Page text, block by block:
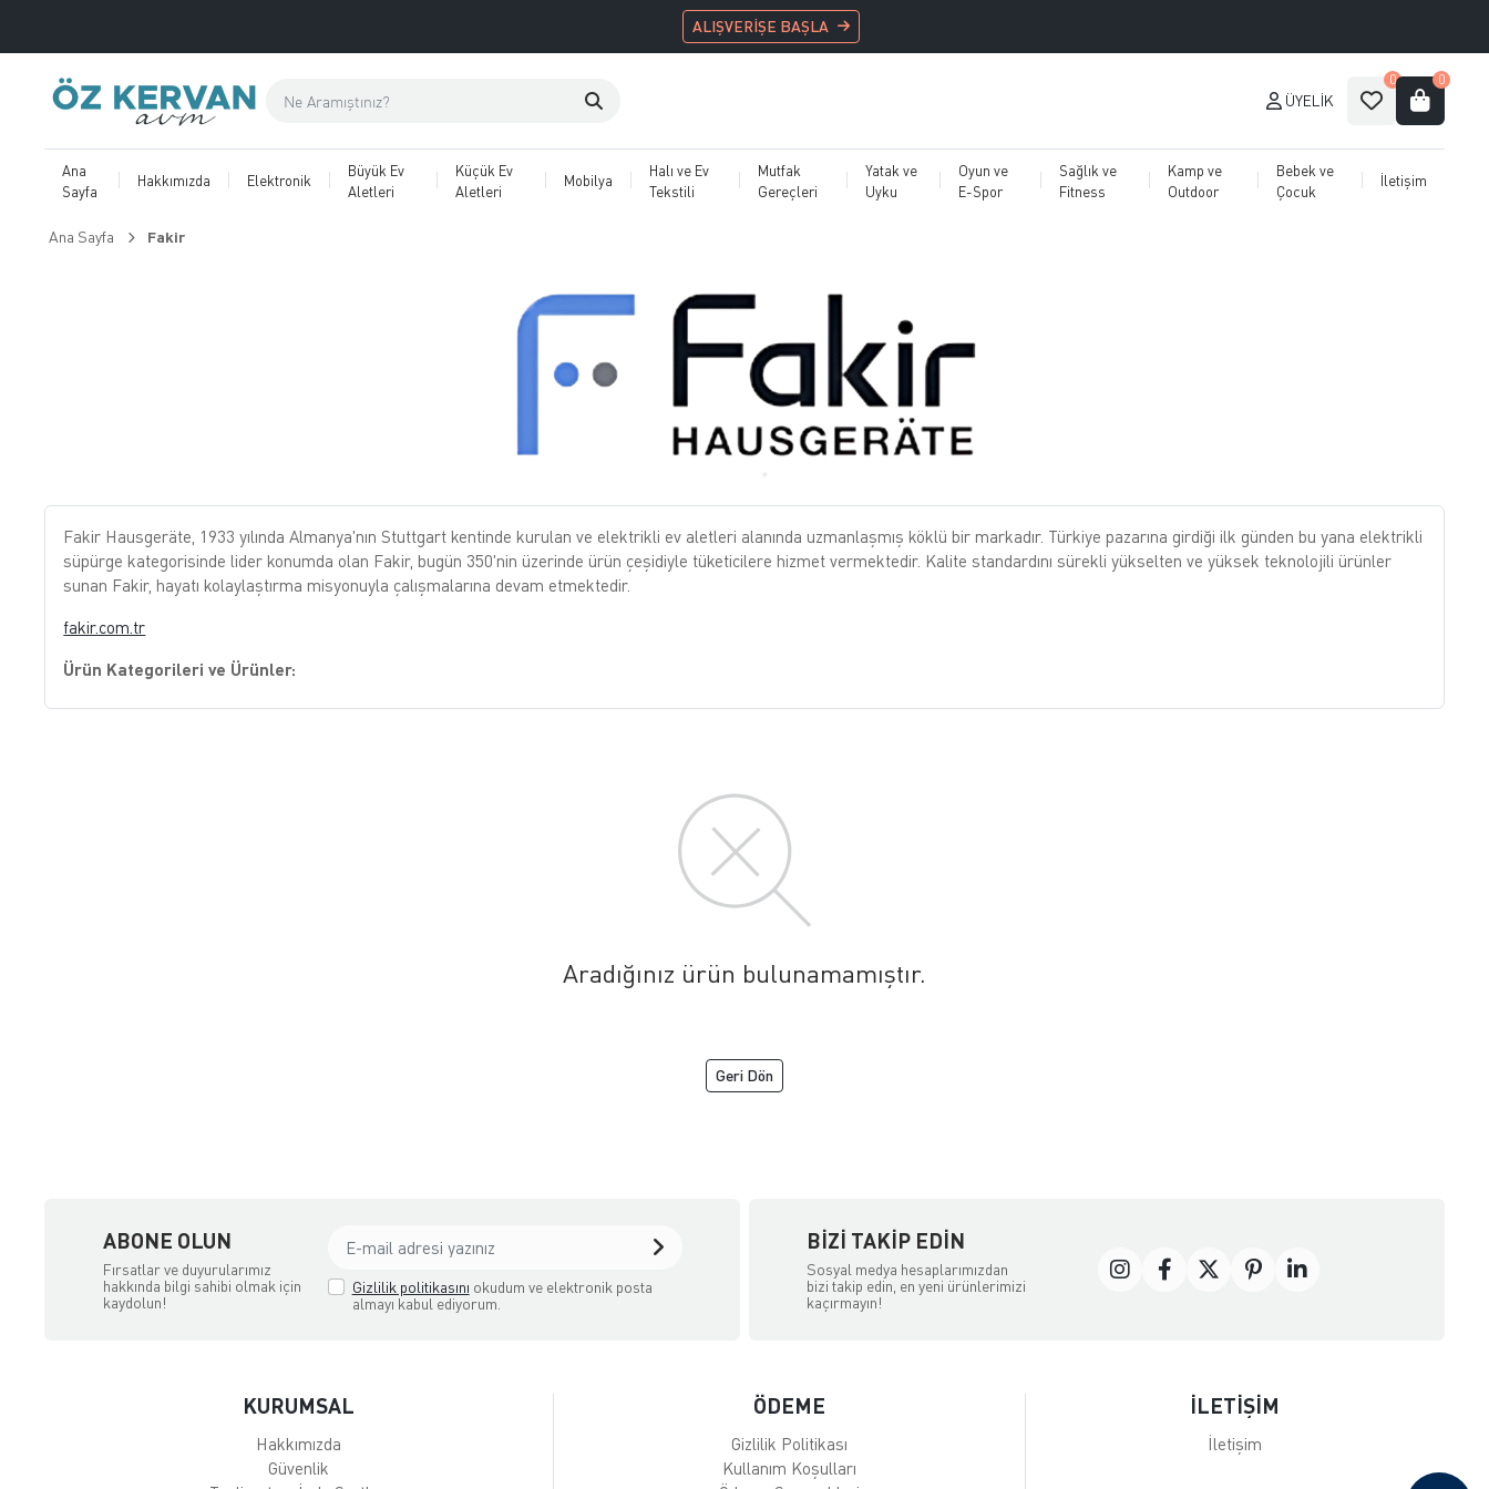
ALIŞVERİŞE BAŞLA
ÜYELIK
0 0
Ana
Sayfa
Hakkımızda Elektronik
Büyük Ev
Aletleri
Küçük Ev
Aletleri
Mobilya
Halı ve Ev
Tekstili
Mutfak
Gereçleri
Yatak ve
Uyku
Oyun ve
E-Spor
Sağlık ve
Fitness
Kamp ve
Outdoor
Bebek ve
Çocuk
İletişim
Ana Sayfa Fakir
Fakir Hausgeräte, 1933 yılında Almanya'nın Stuttgart kentinde kurulan ve elektrikli ev aletleri alanında uzmanlaşmış köklü bir markadır. Türkiye pazarına girdiği ilk günden bu yana elektrikli
süpürge kategorisinde lider konumda olan Fakir, bugün 350'nin üzerinde ürün çeşidiyle tüketicilere hizmet vermektedir. Kalite standardını sürekli yükselten ve yüksek teknolojili ürünler
sunan Fakir, hayatı kolaylaştırma misyonuyla çalışmalarına devam etmektedir.
fakir.com.tr
Ürün Kategorileri ve Ürünler:
Elektrikli Ev Aletleri:
Süt Köpürtücü
Yemek Hazırlama Gereçleri:
Meyve Sıkacağı
Mutfak Tartısı
Kıyma Makinesi
Aradığınız ürün bulunamamıştır.
Geri Dön
ABONE OLUN
Fırsatlar ve duyurularımız
hakkında bilgi sahibi olmak için
kaydolun!
Gizlilik politikasını okudum ve elektronik posta
almayı kabul ediyorum.
BIZI TAKIP EDIN
Sosyal medya hesaplarımızdan
bizi takip edin, en yeni ürünlerimizi
kaçırmayın!
KURUMSAL
Hakkımızda
Güvenlik
ÖDEME
Gizlilik Politikası
Kullanım Koşulları
İLETİŞİM
İletişim